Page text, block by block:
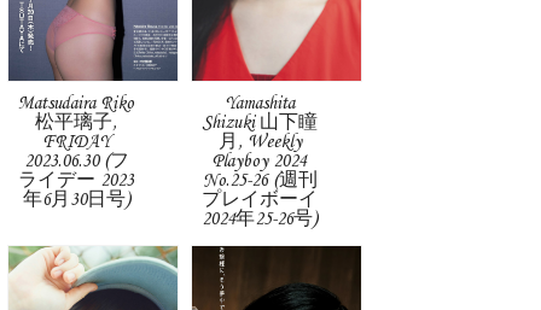
Matsudaira Riko
松平璃子,
FRIDAY
2023.06.30 (フ
ライデー 2023
年6月30日号)
Yamashita
Shizuki 山下瞳
月, Weekly
Playboy 2024
No.25-26 (週刊
プレイボーイ
2024年25-26号)